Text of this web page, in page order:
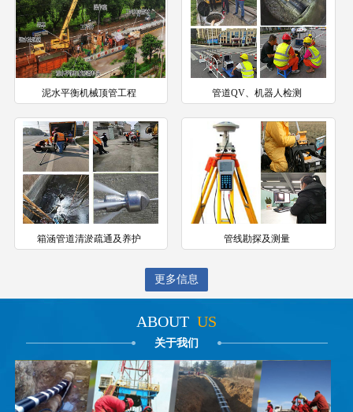
泥水平衡机械顶管工程 管道QV、机器人检测
箱涵管道清淤疏通及养护 管线勘探及测量
更多信息
ABOUT US
关于我们